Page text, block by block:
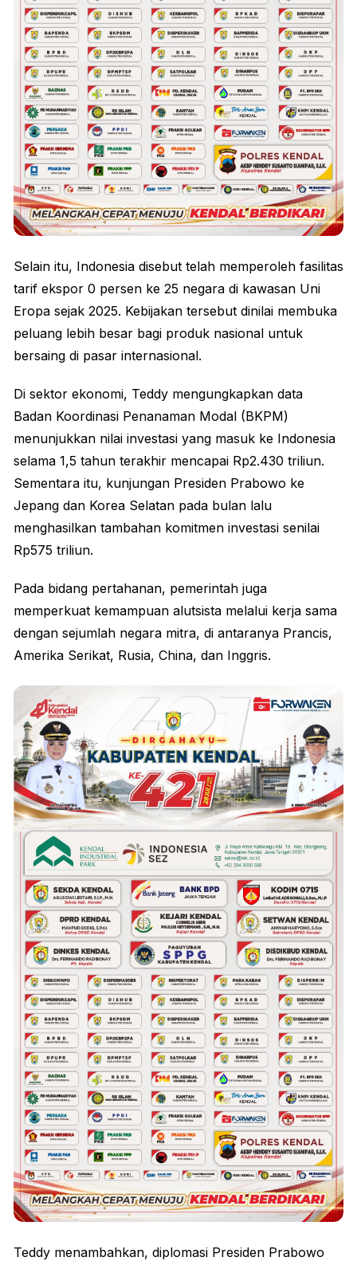
Selain itu, Indonesia disebut telah memperoleh fasilitas
tarif ekspor 0 persen ke 25 negara di kawasan Uni
Eropa sejak 2025. Kebijakan tersebut dinilai membuka
peluang lebih besar bagi produk nasional untuk
bersaing di pasar internasional.
Di sektor ekonomi, Teddy mengungkapkan data
Badan Koordinasi Penanaman Modal (BKPM)
menunjukkan nilai investasi yang masuk ke Indonesia
selama 1,5 tahun terakhir mencapai Rp2.430 triliun.
Sementara itu, kunjungan Presiden Prabowo ke
Jepang dan Korea Selatan pada bulan lalu
menghasilkan tambahan komitmen investasi senilai
Rp575 triliun.
Pada bidang pertahanan, pemerintah juga
memperkuat kemampuan alutsista melalui kerja sama
dengan sejumlah negara mitra, di antaranya Prancis,
Amerika Serikat, Rusia, China, dan Inggris.
Teddy menambahkan, diplomasi Presiden Prabowo